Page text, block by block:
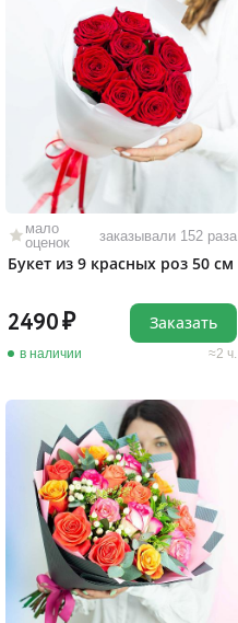
мало
оценок
заказывали 152 раза
Букет из 9 красных роз 50 см
2490
в наличии 2 ч.
Заказать